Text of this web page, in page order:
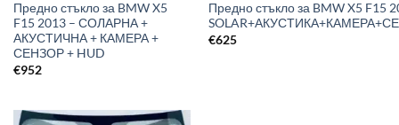
Предно стъкло за BMW X5
F15 2013 – СОЛАРНА +
АКУСТИЧНА + КАМЕРА +
СЕНЗОР + HUD
€952
Предно стъкло за BMW X5 F15
€625